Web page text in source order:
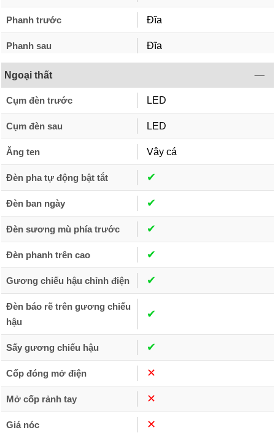
Phanh trước Đĩa
Phanh sau Đĩa
Ngoại thất
Cụm đèn trước LED
Cụm đèn sau LED
Ăng ten Vây cá
Đèn pha tự động bật tắt ✔︎
Đèn ban ngày ✔︎
Đèn sương mù phía trước ✔︎
Đèn phanh trên cao ✔︎
Gương chiếu hậu chỉnh điện ✔︎
Đèn báo rẽ trên gương chiếu
hậu
✔︎
Sấy gương chiếu hậu ✔︎
Cốp đóng mở điện ✕︎
Mở cốp rảnh tay ✕︎
Giá nóc ✕︎